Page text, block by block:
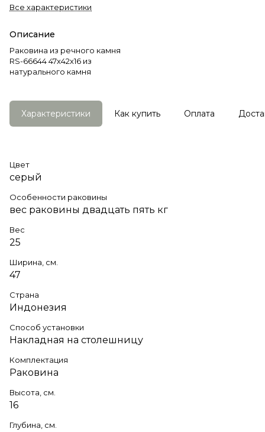
Все характеристики
Описание
Раковина из речного камня
RS-66644 47х42х16 из
натурального камня
Характеристики Как купить Оплата
Цвет
серый
Особенности раковины
вес раковины двадцать пять кг
Вес
25
Ширина, см.
47
Страна
Индонезия
Способ установки
Накладная на столешницу
Комплектация
Раковина
Высота, см.
16
Глубина, см.